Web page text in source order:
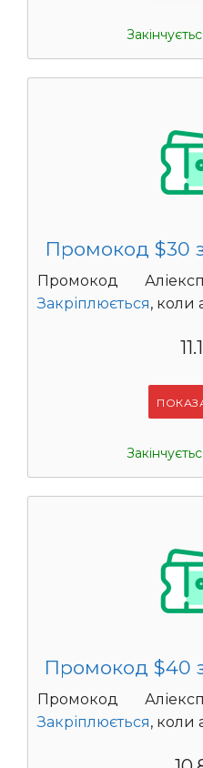
Промокод $30
Промокод
Закріплюється, коли
Промокод $40
Промокод
Закріплюється, коли